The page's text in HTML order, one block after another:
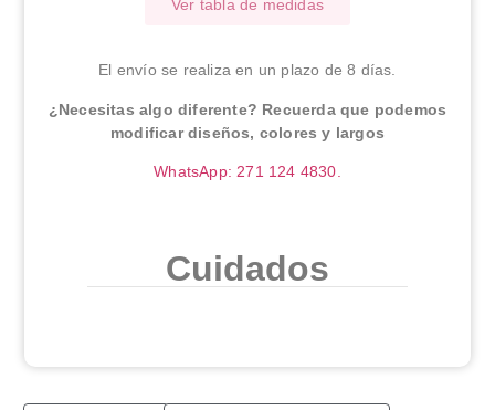
Ver tabla de medidas
El envío se realiza en un plazo de 8 días.
¿Necesitas algo diferente? Recuerda que podemos
modificar diseños, colores y largos
WhatsApp: 271 124 4830.
Cuidados